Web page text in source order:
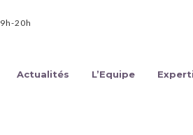
9h-20h
Actualités L’Equipe